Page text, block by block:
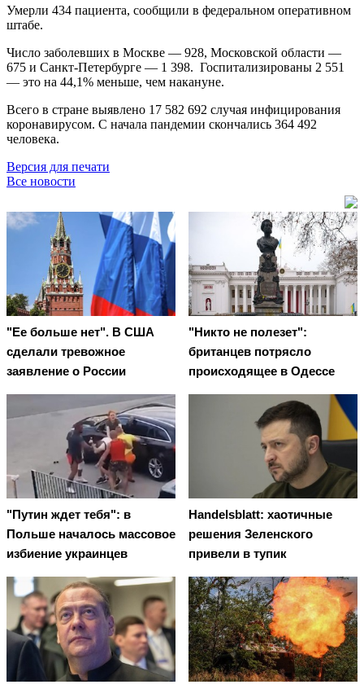
Умерли 434 пациента, сообщили в федеральном оперативном
штабе.
Число заболевших в Москве — 928, Московской области —
675 и Санкт-Петербурге — 1 398. Госпитализированы 2 551
— это на 44,1% меньше, чем накануне.
Всего в стране выявлено 17 582 692 случая инфицирования
коронавирусом. С начала пандемии скончались 364 492
человека.
Версия для печати
Все новости
"Ее больше нет". В США
сделали тревожное
заявление о России
"Никто не полезет":
британцев потрясло
происходящее в Одессе
"Путин ждет тебя": в
Польше началось массовое
избиение украинцев
Handelsblatt: хаотичные
решения Зеленского
привели в тупик